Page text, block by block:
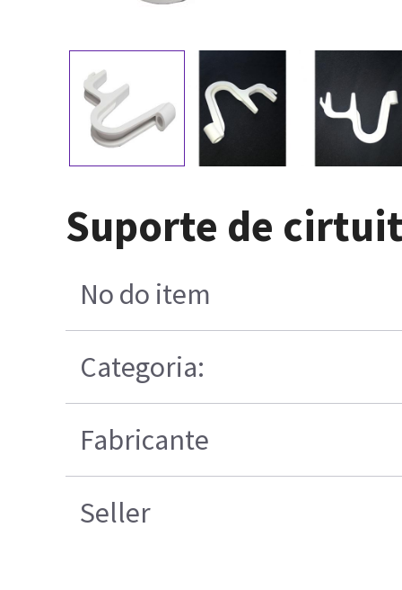
Suporte de
No do item
Categoria:
Fabricante
Seller